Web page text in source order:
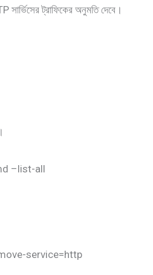
সার্ভিসের ট্রাফিকের অনুমতি দেবে।
–list-all
service=http